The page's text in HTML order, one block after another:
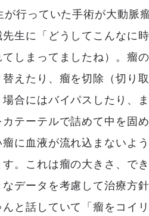
行っていた手術が大動脈
生に「どうしてこんなに時
しまってましたね）。瘤の
えたり、瘤を切除（切り取
合にはバイパスしたり、ま
テーテルで詰めて中を固め
に血液が流れ込まないよう
。これは瘤の大きさ、でき
データを考慮して治療方針
と話していて「瘤をコイリ